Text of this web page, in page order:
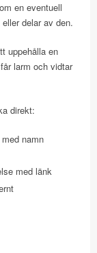
en eventuell
delar av den.
uppehålla en
larm och vidtar
direkt:
namn
med länk